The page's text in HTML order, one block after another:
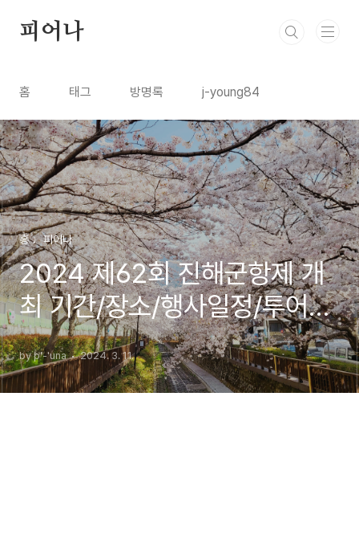
피어나
홈 태그 방명록 j-young84
흥 ♩피어나
2024 제62회 진해군항제 개
최 기간/장소/행사일정/투어코
스/교통정보/지도 서비스 안내
by p'-'una 2024. 3. 11.